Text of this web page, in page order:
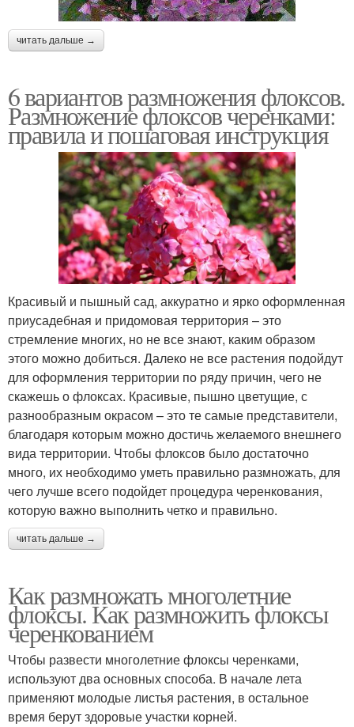
читать дальше →
6 вариантов размножения флоксов.
Размножение флоксов черенками:
правила и пошаговая инструкция
Красивый и пышный сад, аккуратно и ярко оформленная
приусадебная и придомовая территория – это
стремление многих, но не все знают, каким образом
этого можно добиться. Далеко не все растения подойдут
для оформления территории по ряду причин, чего не
скажешь о флоксах. Красивые, пышно цветущие, с
разнообразным окрасом – это те самые представители,
благодаря которым можно достичь желаемого внешнего
вида территории. Чтобы флоксов было достаточно
много, их необходимо уметь правильно размножать, для
чего лучше всего подойдет процедура черенкования,
которую важно выполнить четко и правильно.
читать дальше →
Как размножать многолетние
флоксы. Как размножить флоксы
черенкованием
Чтобы развести многолетние флоксы черенками,
используют два основных способа. В начале лета
применяют молодые листья растения, в остальное
время берут здоровые участки корней.